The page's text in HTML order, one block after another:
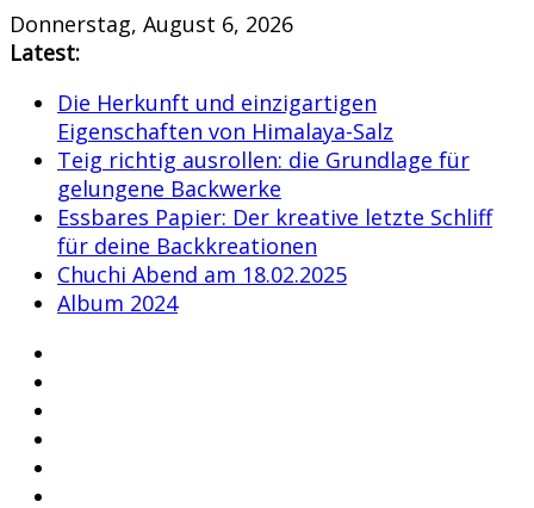
Skip
to
Donnerstag, August 6, 2026
Latest:
Die Herkunft und einzigartigen
Eigenschaften von Himalaya-Salz
Teig richtig ausrollen: die Grundlage für
gelungene Backwerke
Essbares Papier: Der kreative letzte Schliff
für deine Backkreationen
Chuchi Abend am 18.02.2025
Album 2024